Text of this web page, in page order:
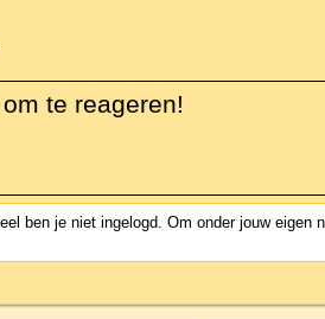
te reageren!
ben je niet ingelogd. Om onder jouw eigen